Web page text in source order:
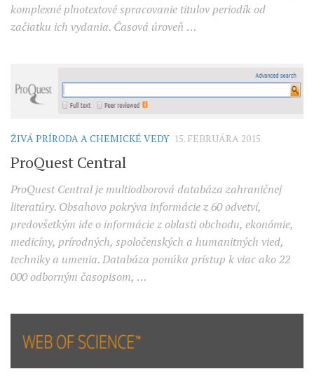
komplexné plnotextové spracovanie titulov periodík od
začiatku ich vydania. Časová úroveň …
ŽIVÁ PRÍRODA A CHEMICKÉ VEDY 15. FEBRUÁRA 2015
ProQuest Central
ProQuest Central je multiodborová databáza zahraničnej
literatúry. Obsahovo pokrýva informácie z 60 odvetví,
predovšetkým ide o informácie z oblasti obchodu, ekonómie,
medicíny, prírodných, spoločenských a humanitných vied,
techniky a umenia. Databáza ponúka prístup k viac ako 22
000 odborným časopisom, …